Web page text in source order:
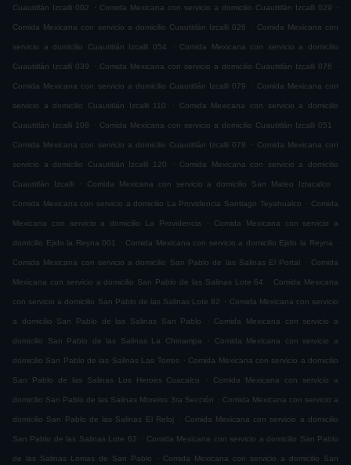
Cuautitlán Izcalli 002 . Comida Mexicana con servicio a domicilio Cuautitlán Izcalli 029 .
Comida Mexicana con servicio a domicilio Cuautitlán Izcalli 026 . Comida Mexicana con
servicio a domicilio Cuautitlán Izcalli 054 . Comida Mexicana con servicio a domicilio
Cuautitlán Izcalli 039 . Comida Mexicana con servicio a domicilio Cuautitlán Izcalli 076 .
Comida Mexicana con servicio a domicilio Cuautitlán Izcalli 079 . Comida Mexicana con
servicio a domicilio Cuautitlán Izcalli 110 . Comida Mexicana con servicio a domicilio
Cuautitlán Izcalli 108 . Comida Mexicana con servicio a domicilio Cuautitlán Izcalli 051 .
Comida Mexicana con servicio a domicilio Cuautitlán Izcalli 078 . Comida Mexicana con
servicio a domicilio Cuautitlán Izcalli 120 . Comida Mexicana con servicio a domicilio
Cuautitlán Izcalli . Comida Mexicana con servicio a domicilio San Mateo Iztacalco .
Comida Mexicana con servicio a domicilio La Providencia Santiago Teyahualco . Comida
Mexicana con servicio a domicilio La Providencia . Comida Mexicana con servicio a
domicilio Ejido la Reyna 001 . Comida Mexicana con servicio a domicilio Ejido la Reyna .
Comida Mexicana con servicio a domicilio San Pablo de las Salinas El Portal . Comida
Mexicana con servicio a domicilio San Pablo de las Salinas Lote 64 . Comida Mexicana
con servicio a domicilio San Pablo de las Salinas Lote 82 . Comida Mexicana con servicio
a domicilio San Pablo de las Salinas San Pablo . Comida Mexicana con servicio a
domicilio San Pablo de las Salinas La Chinampa . Comida Mexicana con servicio a
domicilio San Pablo de las Salinas Las Torres . Comida Mexicana con servicio a domicilio
San Pablo de las Salinas Los Heroes Coacalco . Comida Mexicana con servicio a
domicilio San Pablo de las Salinas Morelos 3ra Sección . Comida Mexicana con servicio a
domicilio San Pablo de las Salinas El Reloj . Comida Mexicana con servicio a domicilio
San Pablo de las Salinas Lote 62 . Comida Mexicana con servicio a domicilio San Pablo
de las Salinas Lomas de San Pablo . Comida Mexicana con servicio a domicilio San